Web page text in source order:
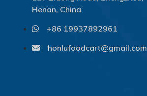
Henan, China
+86 19937892961
honlufoodcart@gmail.com